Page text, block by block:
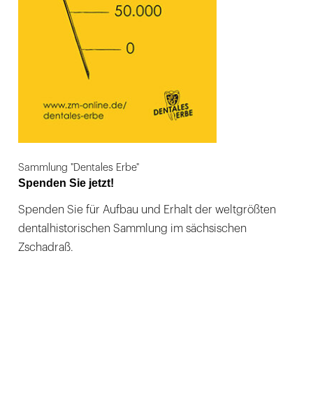
Sammlung "Dentales Erbe"
Spenden Sie jetzt!
Spenden Sie für Aufbau und Erhalt der weltgrößten
dentalhistorischen Sammlung im sächsischen
Zschadraß.